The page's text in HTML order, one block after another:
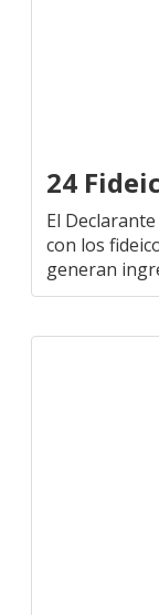
24
El
con los
generan